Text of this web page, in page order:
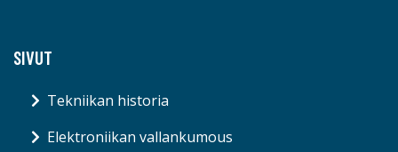
SIVUT
Tekniikan historia
Elektroniikan vallankumous